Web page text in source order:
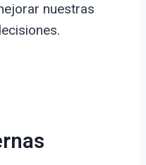
nuestras